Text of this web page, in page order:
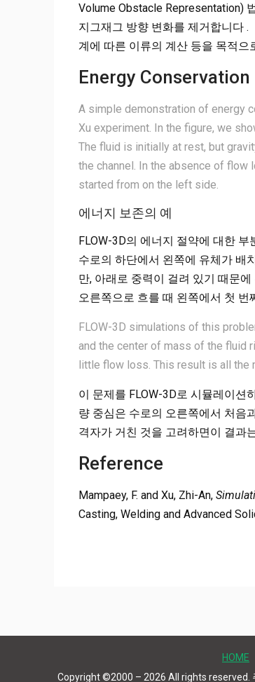
Volume Obstacle Representation)
지그재그 방향 변화를 제거합니다 .
계에 따른 이류의 계산 등을 목적
Energy Conservation
A simple demonstration of energy
Xu experiment. In the figure, we
The fluid is initially at rest, but
the channel. In the absence of
started from on the left side.
에너지 보존의 예
FLOW-3D의 에너지 절약에 대한
수로의 하단에서 왼쪽에 유체가 배
만, 아래로 중력이 걸려 있기 때문
오른쪽으로 흐를 때 왼쪽에서 첫
FLOW-3D simulations of this
and the center of mass of the fluid
little flow loss. This result is all the
이 문제를 FLOW-3D로 시뮬레이션
량 중심은 수로의 오른쪽에서 처음
격자가 거친 것을 고려하면이 결과
Reference
Mampaey, F. and Xu, Zhi-An,
Casting, Welding and Advanced
HOME
Copyright ©2000 – 2026 All rights reserved.